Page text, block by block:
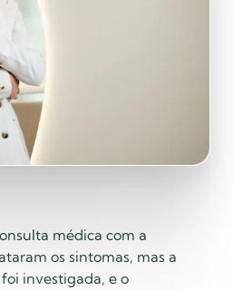
médica com a
os sintomas, mas a
investigada, e o